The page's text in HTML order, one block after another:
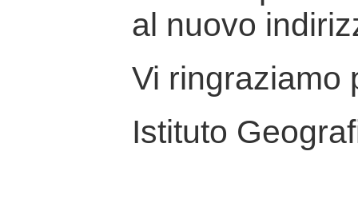
al nuovo
Vi ringraziamo
Istituto